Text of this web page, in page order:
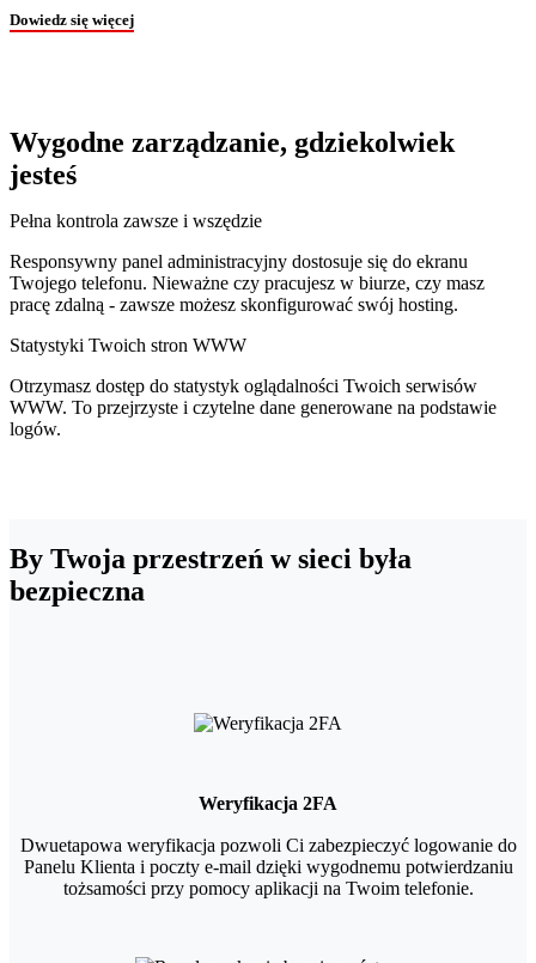
Dowiedz się więcej
Wygodne zarządzanie, gdziekolwiek
jesteś
Pełna kontrola zawsze i wszędzie
Responsywny panel administracyjny dostosuje się do ekranu
Twojego telefonu. Nieważne czy pracujesz w biurze, czy masz
pracę zdalną - zawsze możesz skonfigurować swój hosting.
Statystyki Twoich stron WWW
Otrzymasz dostęp do statystyk oglądalności Twoich serwisów
WWW. To przejrzyste i czytelne dane generowane na podstawie
logów.
By Twoja przestrzeń w sieci była
bezpieczna
Weryfikacja 2FA
Dwuetapowa weryfikacja pozwoli Ci zabezpieczyć logowanie do
Panelu Klienta i poczty e-mail dzięki wygodnemu potwierdzaniu
tożsamości przy pomocy aplikacji na Twoim telefonie.